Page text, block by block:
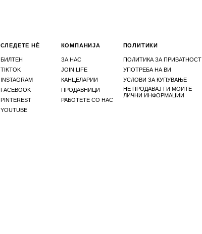
СЛЕДЕТЕ НЀ
БИЛТЕН
TIKTOK
INSTAGRAM
FACEBOOK
PINTEREST
YOUTUBE
КОМПАНИЈА
ЗА НАС
JOIN LIFE
КАНЦЕЛАРИИ
ПРОДАВНИЦИ
РАБОТЕТЕ СО НАС
ПОЛИТИКИ
ПОЛИТИКА ЗА ПРИВАТНОСТ
УПОТРЕБА НА ВИ
УСЛОВИ ЗА КУПУВАЊЕ
НЕ ПРОДАВАЈ ГИ МОИТЕ
ЛИЧНИ ИНФОРМАЦИИ